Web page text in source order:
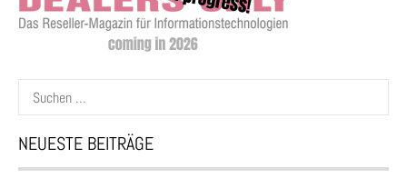
Suchen
nach:
NEUESTE BEITRÄGE